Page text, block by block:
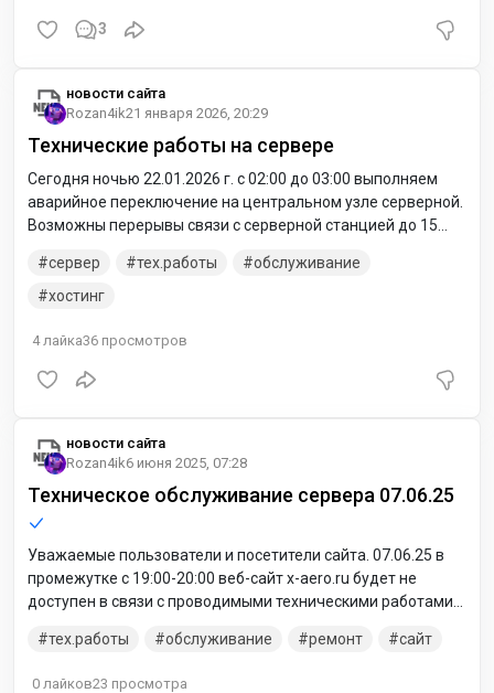
3
новости сайта
Rozan4ik21 января 2026, 20:29
Технические работы на сервере
Сегодня ночью 22.01.2026 г. с 02:00 до 03:00 выполняем
аварийное переключение на центральном узле серверной.
Возможны перерывы связи с серверной станцией до 15
сервер
тех.работы
обслуживание
хостинг
4лайка36 просмотров
новости сайта
Rozan4ik6 июня 2025, 07:28
Техническое обслуживание сервера 07.06.25
Уважаемые пользователи и посетители сайта. 07.06.25 в
промежутке с 19:00-20:00 веб-сайт x-aero.ru будет не
доступен в связи с проводимыми техническими работами
тех.работы
обслуживание ремонт сайт
0 лайков23 просмотра